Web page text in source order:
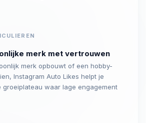
merk met vertrouwen
merk opbouwt of een hobby-
Instagram Auto Likes helpt je
groeiplateau waar lage engagement